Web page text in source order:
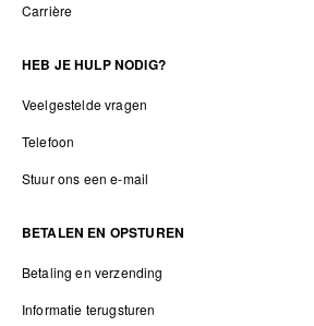
Carrière
HEB JE HULP NODIG?
Veelgestelde vragen
Telefoon
Stuur ons een e-mail
BETALEN EN OPSTUREN
Betaling en verzending
Informatie terugsturen